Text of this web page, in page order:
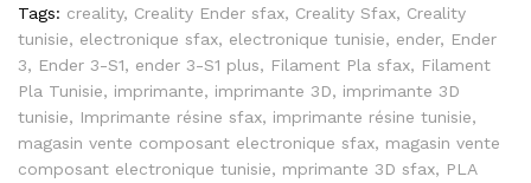
Tags: creality, Creality Ender sfax, Creality Sfax, Creality
tunisie, electronique sfax, electronique tunisie, ender, Ender
3, Ender 3-S1, ender 3-S1 plus, Filament Pla sfax, Filament
Pla Tunisie, imprimante, imprimante 3D, imprimante 3D
tunisie, Imprimante résine sfax, imprimante résine tunisie,
magasin vente composant electronique sfax, magasin vente
composant electronique tunisie, mprimante 3D sfax, PLA